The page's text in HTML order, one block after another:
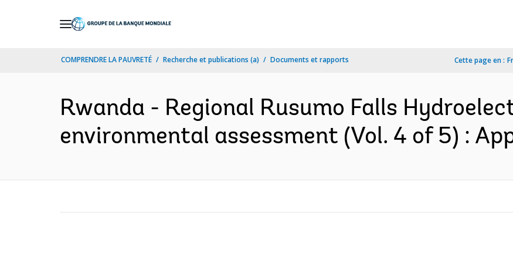
COMPRENDRE LA PAUVRETÉ Recherche et publications (a) Documents et rapports Cette page en :
Rwanda - Regional Rusumo Falls
environmental assessment (Vol. 4 of 5) :